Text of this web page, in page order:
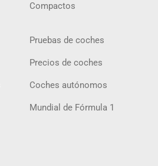
Compactos
Pruebas de coches
Precios de coches
Coches autónomos
Mundial de Fórmula 1